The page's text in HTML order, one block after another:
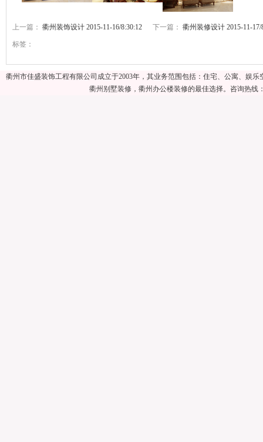
上一篇： 衢州装饰设计 2015-11-16/8:30:12 下一篇： 衢州装修设计 2015-11-17/
标签：
衢州市佳盛装饰工程有限公司成立于2003年，其业务范围包括：住宅、公寓、娱
衢州别墅装修，衢州办公楼装修的最佳选择。咨询热线